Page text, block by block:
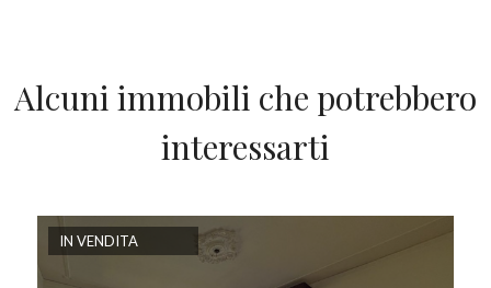
Alcuni immobili che potrebbero
interessarti
IN VENDITA